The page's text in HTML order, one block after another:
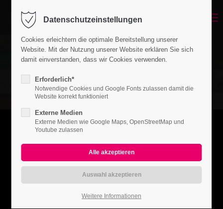
Datenschutzeinstellungen
Cookies erleichtern die optimale Bereitstellung unserer
Website. Mit der Nutzung unserer Website erklären Sie sich
damit einverstanden, dass wir Cookies verwenden.
Erforderlich*
Notwendige Cookies und Google Fonts zulassen damit die
Website korrekt funktioniert
Externe Medien
Externe Medien wie Google Maps, OpenStreetMap und
Youtube zulassen
Weitere Informationen